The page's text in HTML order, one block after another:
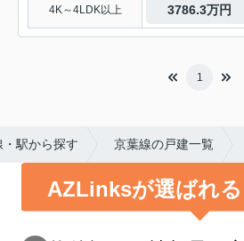
4K～4LDK以上 3786.3万円
1
・駅から探す 京葉線の戸建一覧
AZLinksが選ばれる